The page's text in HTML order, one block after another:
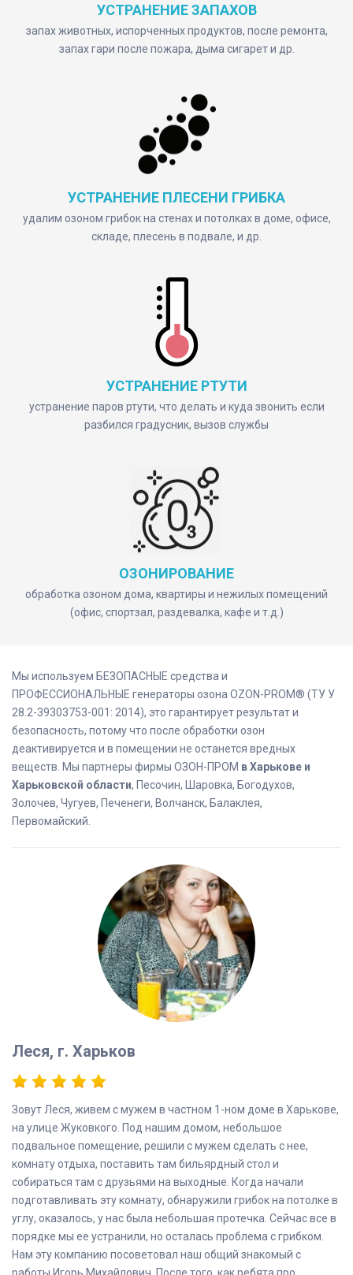
УСТРАНЕНИЕ ЗАПАХОВ
запах животных, испорченных продуктов, после ремонта,
запах гари после пожара, дыма сигарет и др.
УСТРАНЕНИЕ ПЛЕСЕНИ ГРИБКА
удалим озоном грибок на стенах и потолках в доме, офисе,
складе, плесень в подвале, и др.
УСТРАНЕНИЕ РТУТИ
устранение паров ртути, что делать и куда звонить если
разбился градусник, вызов службы
ОЗОНИРОВАНИЕ
обработка озоном дома, квартиры и нежилых помещений
(офис, спортзал, раздевалка, кафе и т.д.)
Мы используем БЕЗОПАСНЫЕ средства и
ПРОФЕССИОНАЛЬНЫЕ генераторы озона OZON-PROM® (ТУ У
28.2-39303753-001: 2014), это гарантирует результат и
безопасность, потому что после обработки озон
деактивируется и в помещении не останется вредных
веществ. Мы партнеры фирмы ОЗОН-ПРОМ в Харькове и
Харьковской области, Песочин, Шаровка, Богодухов,
Золочев, Чугуев, Печенеги, Волчанск, Балаклея,
Первомайский.
Леся, г. Харьков
Зовут Леся, живем с мужем в частном 1-ном доме в Харькове,
на улице Жуковкого. Под нашим домом, небольшое
подвальное помещение, решили с мужем сделать с нее,
комнату отдыха, поставить там бильярдный стол и
собираться там с друзьями на выходные. Когда начали
подготавливать эту комнату, обнаружили грибок на потолке в
углу, оказалось, у нас была небольшая протечка. Сейчас все в
порядке мы ее устранили, но осталась проблема с грибком.
Нам эту компанию посоветовал наш общий знакомый с